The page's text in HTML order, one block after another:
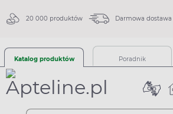
20 000 produktów Darmowa dostawa
Katalog produktów Poradnik